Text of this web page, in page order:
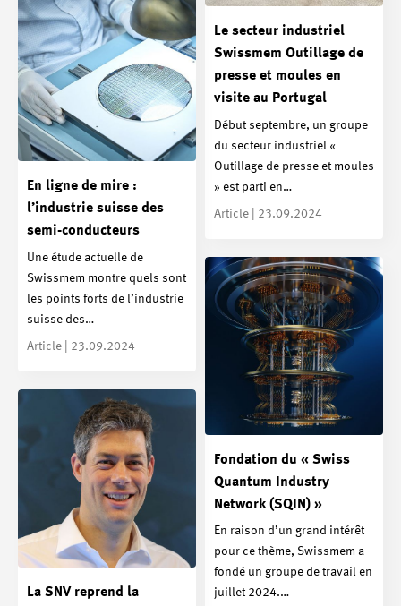
Le secteur industriel
Swissmem Outillage de
presse et moules en
visite au Portugal
Début septembre, un groupe
du secteur industriel «
Outillage de presse et moules
» est parti en…
Article | 23.09.2024
En ligne de mire :
l’industrie suisse des
semi-conducteurs
Une étude actuelle de
Swissmem montre quels sont
les points forts de l’industrie
suisse des…
Article | 23.09.2024
Fondation du « Swiss
Quantum Industry
Network (SQIN) »
En raison d’un grand intérêt
pour ce thème, Swissmem a
fondé un groupe de travail en
juillet 2024.…
La SNV reprend la